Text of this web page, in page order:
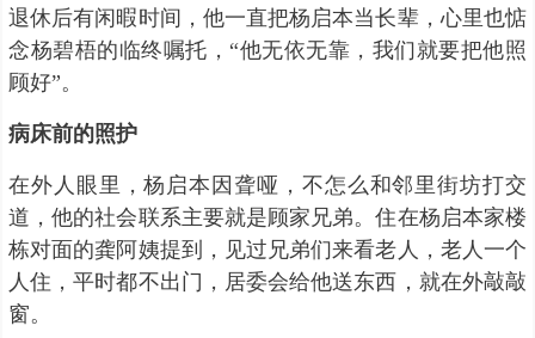
退休后有闲暇时间，他一直把杨启本当长辈，心里也惦
念杨碧梧的临终嘱托，“他无依无靠，我们就要把他照
顾好”。
病床前的照护
在外人眼里，杨启本因聋哑，不怎么和邻里街坊打交
道，他的社会联系主要就是顾家兄弟。住在杨启本家楼
栋对面的龚阿姨提到，见过兄弟们来看老人，老人一个
人住，平时都不出门，居委会给他送东西，就在外敲敲
窗。